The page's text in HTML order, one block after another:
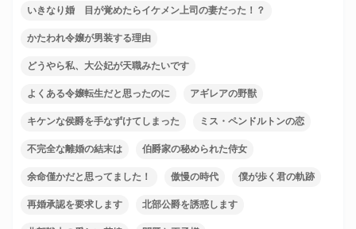
いきなり婚 目が覚めたらイケメン上司の妻だった！？
かたわれ令嬢が男装する理由
どうやら私、大公妃が天職みたいです
よくある令嬢転生だと思ったのに アギレアの野獣
キケンな侯爵を手なずけてしまった ミス・ペンドルトンの恋
不完全な離婚の結末は 伯爵家の秘められた侍女
余命僅かだと思ってました！ 傲慢の時代 僕が歩く君の軌跡
再婚承認を要求します 北部公爵を誘惑します